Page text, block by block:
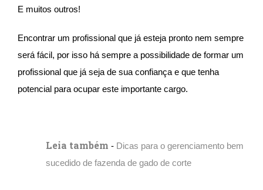
E muitos outros!
Encontrar um profissional que já esteja pronto nem sempre
será fácil, por isso há sempre a possibilidade de formar um
profissional que já seja de sua confiança e que tenha
potencial para ocupar este importante cargo.
Leia também - Dicas para o gerenciamento bem
sucedido de fazenda de gado de corte